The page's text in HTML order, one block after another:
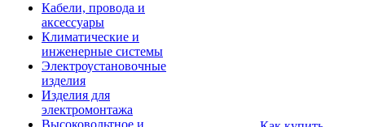
Кабели, провода и
аксессуары
Климатические и
инженерные системы
Электроустановочные
изделия
Изделия для
электромонтажа
Высоковольтное и